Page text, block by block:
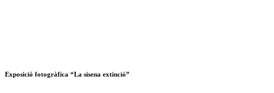
Exposició fotogràfica “La sisena extinció”